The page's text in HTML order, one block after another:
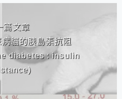
篇文章
貓的胰島素抗阻
diabetes : insulin